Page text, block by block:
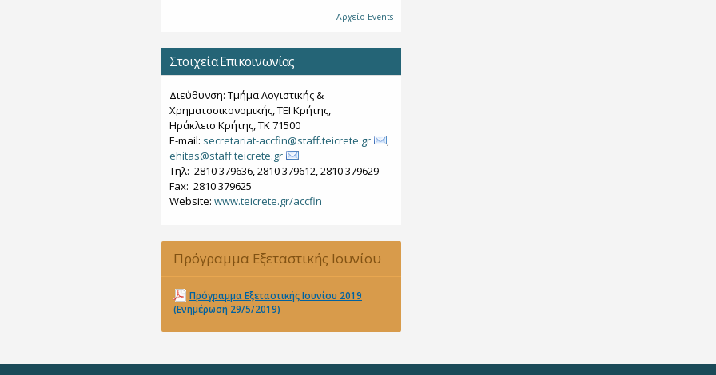
Αρχείο Events
Στοιχεία Επικοινωνίας
Διεύθυνση: Τμήμα Λογιστικής &
Χρηματοοικονομικής, ΤΕΙ Κρήτης,
Ηράκλειο Κρήτης, ΤΚ 71500
E-mail: secretariat-accfin@staff.teicrete.gr
,
ehitas@staff.teicrete.gr
Tηλ: 2810 379636, 2810 379612, 2810 379629
Fax: 2810 379625
Website: www.teicrete.gr/accfin
Πρόγραμμα Εξεταστικής Ιουνίου
2019 (Ενημέρωση 29/5/2019)
Πρόγραμμα Εξεταστικής Ιουνίου 2019
(Ενημέρωση 29/5/2019)